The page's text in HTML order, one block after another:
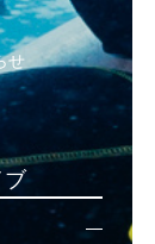
せ
ブ